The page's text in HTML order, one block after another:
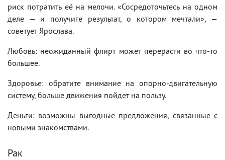
риск потратить её на мелочи. «Сосредоточьтесь на одном
деле — и получите результат, о котором мечтали», —
советует Ярослава.
Любовь: неожиданный флирт может перерасти во что-то
большее.
Здоровье: обратите внимание на опорно-двигательную
систему, больше движения пойдет на пользу.
Деньги: возможны выгодные предложения, связанные с
новыми знакомствами.
Рак